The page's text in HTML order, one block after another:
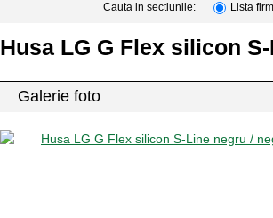
Cauta in sectiunile: Lista
Husa LG G Flex silicon
Galerie foto